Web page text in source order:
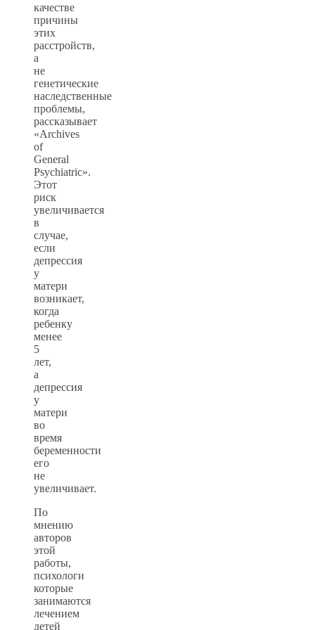
качестве
причины
этих
расстройств,
а
не
генетические
наследственные
проблемы,
рассказывает
«Archives
of
General
Psychiatric».
Этот
риск
увеличивается
в
случае,
если
депрессия
у
матери
возникает,
когда
ребенку
менее
5
лет,
а
депрессия
у
матери
во
время
беременности
его
не
увеличивает.
По
мнению
авторов
этой
работы,
психологи
которые
занимаются
лечением
детей